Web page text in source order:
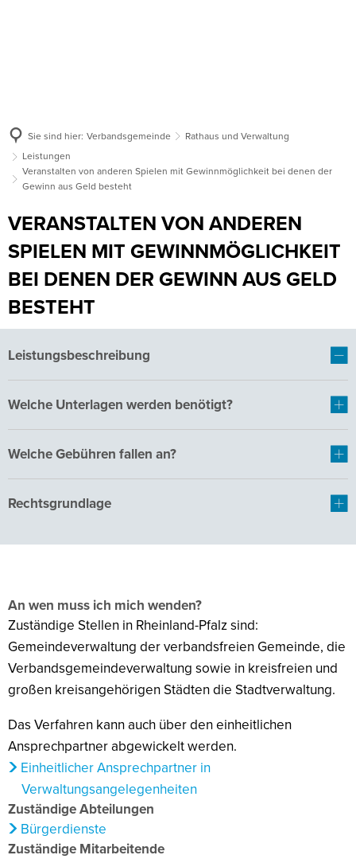
Sie sind hier: Verbandsgemeinde
Rathaus und Verwaltung
Leistungen
Veranstalten von anderen Spielen mit Gewinnmöglichkeit bei denen der
Gewinn aus Geld besteht
VERANSTALTEN VON ANDEREN
SPIELEN MIT GEWINNMÖGLICHKEIT
BEI DENEN DER GEWINN AUS GELD
BESTEHT
Leistungsbeschreibung
Welche Unterlagen werden benötigt?
Welche Gebühren fallen an?
Rechtsgrundlage
An wen muss ich mich wenden?
Zuständige Stellen in Rheinland-Pfalz sind:
Gemeindeverwaltung der verbandsfreien Gemeinde, die
Verbandsgemeindeverwaltung sowie in kreisfreien und
großen kreisangehörigen Städten die Stadtverwaltung.
Das Verfahren kann auch über den einheitlichen
Ansprechpartner abgewickelt werden.
Einheitlicher Ansprechpartner in
Verwaltungsangelegenheiten
Zuständige Abteilungen
Bürgerdienste
Zuständige Mitarbeitende